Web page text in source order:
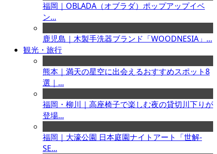
福岡｜OBLADA（オブラダ）ポップアップイベ
ン...
鹿児島｜木製手洗器ブランド「WOODNESIA」...
観光・旅行
熊本｜満天の星空に出会えるおすすめスポット8
選｜...
福岡・柳川｜高座椅子で楽しむ夜の貸切川下りが
登場...
福岡｜大濠公園 日本庭園ナイトアート「世解-
SE...